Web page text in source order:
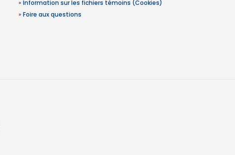
» Information sur les fichiers témoins (Cookies)
» Foire aux questions